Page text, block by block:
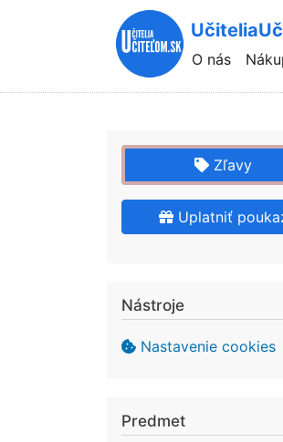
Hlavní
O nás
Zľavy
Uplatniť
Nástroje
Nastavenie cookies
Predmet